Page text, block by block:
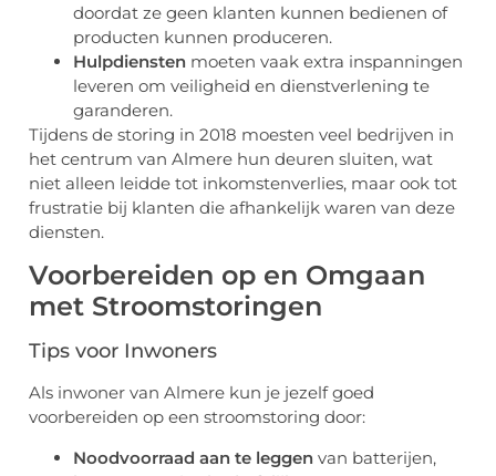
doordat ze geen klanten kunnen bedienen of
producten kunnen produceren.
Hulpdiensten moeten vaak extra inspanningen
leveren om veiligheid en dienstverlening te
garanderen.
Tijdens de storing in 2018 moesten veel bedrijven in
het centrum van Almere hun deuren sluiten, wat
niet alleen leidde tot inkomstenverlies, maar ook tot
frustratie bij klanten die afhankelijk waren van deze
diensten.
Voorbereiden op en Omgaan
met Stroomstoringen
Tips voor Inwoners
Als inwoner van Almere kun je jezelf goed
voorbereiden op een stroomstoring door:
Noodvoorraad aan te leggen van batterijen,